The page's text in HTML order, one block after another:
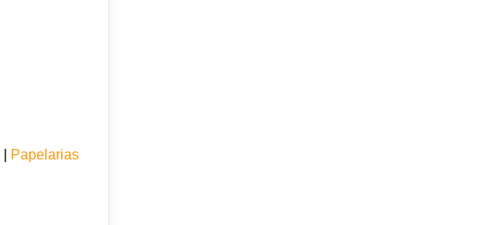
Papelarias